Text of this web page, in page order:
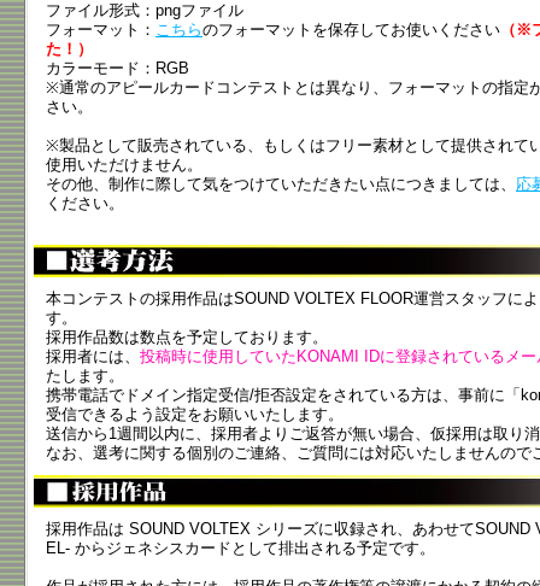
ファイル形式：pngファイル
フォーマット： こちらのフォーマットを保存してお使いください （※
た！）
カラーモード：RGB
※通常のアピールカードコンテストとは異なり、フォーマットの指定
さい。
※製品として販売されている、もしくはフリー素材として提供されて
使用いただけません。
その他、制作に際して気をつけていただきたい点につきましては、 応
ください。
本コンテストの採用作品はSOUND VOLTEX FLOOR運営スタッフに
す。
採用作品数は数点を予定しております。
採用者には、 投稿時に使用していたKONAMI IDに登録されているメ
たします。
携帯電話でドメイン指定受信/拒否設定をされている方は、事前に「
受信できるよう設定をお願いいたします。
送信から1週間以内に、採用者よりご返答が無い場合、仮採用は取り
なお、選考に関する個別のご連絡、ご質問には対応いたしませんので
採用作品は SOUND VOLTEX シリーズに収録され、あわせてSOUND
EL- からジェネシスカードとして排出される予定です。